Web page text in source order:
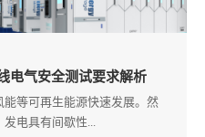
电气安全测试要求解析
等可再生能源快速发展。然
电具有间歇性...